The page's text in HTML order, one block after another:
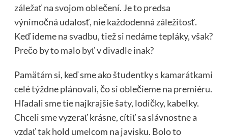
záležať na svojom oblečení. Je to predsa
výnimočná udalosť, nie každodenná záležitosť.
Keď ideme na svadbu, tiež si nedáme tepláky, však?
Prečo by to malo byť v divadle inak?
Pamätám si, keď sme ako študentky s kamarátkami
celé týždne plánovali, čo si oblečieme na premiéru.
Hľadali sme tie najkrajšie šaty, lodičky, kabelky.
Chceli sme vyzerať krásne, cítiť sa slávnostne a
vzdať tak hold umelcom na javisku. Bolo to